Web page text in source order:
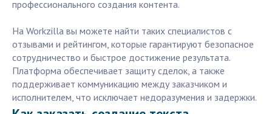
профессионального создания контента.
На Workzilla вы можете найти таких специалистов с
отзывами и рейтингом, которые гарантируют безопасное
сотрудничество и быстрое достижение результата.
Платформа обеспечивает защиту сделок, а также
поддерживает коммуникацию между заказчиком и
исполнителем, что исключает недоразумения и задержки.